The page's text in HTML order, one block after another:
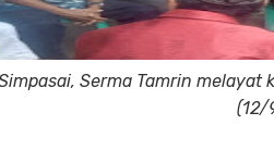
Serma Tamrin
(12/